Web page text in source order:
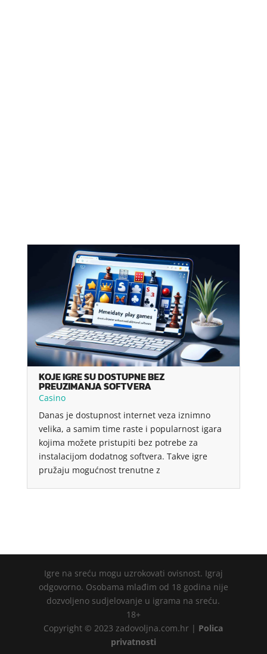
KOJE IGRE SU DOSTUPNE BEZ
PREUZIMANJA SOFTVERA
Casino
Danas je dostupnost internet veza iznimno
velika, a samim time raste i popularnost igara
kojima možete pristupiti bez potrebe za
instalacijom dodatnog softvera. Takve igre
pružaju mogućnost trenutne z
Igre na sreću mogu uzrokovati ovisnost. Igraj
odgovorno. Osobama mlađim od 18 godina nije
dozvoljeno sudjelovanje u igrama na sreću.
18+
Copyright © 2023 zadovoljna.com.hr | Polica
privatnosti